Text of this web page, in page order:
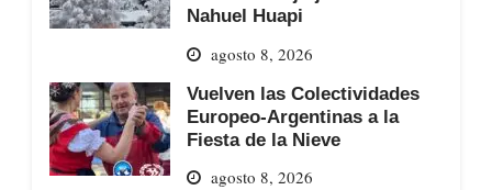
Nahuel Huapi
agosto 8, 2026
Vuelven las Colectividades
Europeo-Argentinas a la
Fiesta de la Nieve
agosto 8, 2026